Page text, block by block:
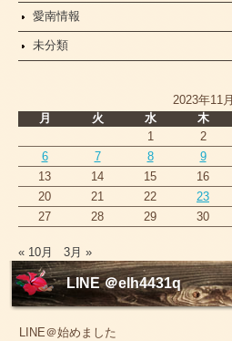
愛南情報
未分類
2023年11月
月
火 水 木
1
2
6
7 8 9
13
14 15 16
20
21 22 23
27
28 29 30
« 10月 3月 »
LINE ＠elh4431q
LINE＠始めました